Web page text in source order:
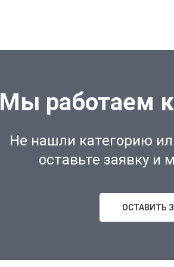
Мы работаем
Не нашли категорию
оставьте заявку
ОСТАВИТЬ